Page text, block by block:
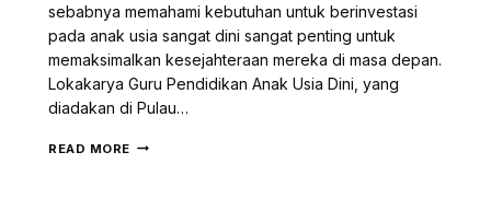
sebabnya memahami kebutuhan untuk berinvestasi
pada anak usia sangat dini sangat penting untuk
memaksimalkan kesejahteraan mereka di masa depan.
Lokakarya Guru Pendidikan Anak Usia Dini, yang
diadakan di Pulau…
READ MORE EARLY